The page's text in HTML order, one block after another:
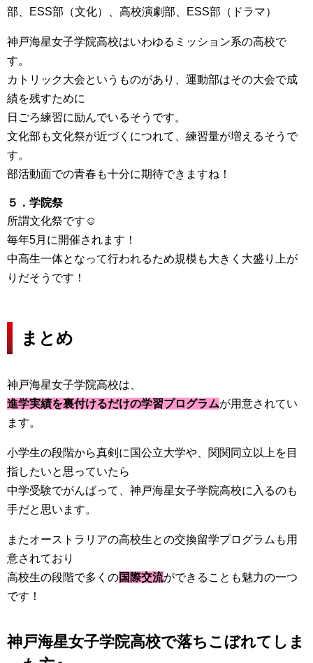
部、ESS部（文化）、高校演劇部、ESS部（ドラマ）
神戸海星女子学院高校はいわゆるミッション系の高校で
す。
カトリック大会というものがあり、運動部はその大会で成
績を残すために
日ごろ練習に励んでいるそうです。
文化部も文化祭が近づくにつれて、練習量が増えるそうで
す。
部活動面での青春も十分に期待できますね！
５．学院祭
所謂文化祭です☺
毎年5月に開催されます！
中高生一体となって行われるため規模も大きく大盛り上が
りだそうです！
まとめ
神戸海星女子学院高校は、
進学実績を裏付けるだけの学習プログラムが用意されてい
ます。
小学生の段階から真剣に国公立大学や、関関同立以上を目
指したいと思っていたら
中学受験でがんばって、神戸海星女子学院高校に入るのも
手だと思います。
またオーストラリアの高校生との交換留学プログラムも用
意されており
高校生の段階で多くの国際交流ができることも魅力の一つ
です！
神戸海星女子学院高校で落ちこぼれてしま